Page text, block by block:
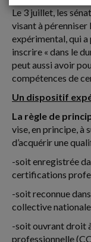
Le 3 juillet, les
visant à
expérimental, qui
inscrire « dans le
peut aussi avoir
compétences de
Un dispositif
La règle de
vise, en principe, à
d’acquérir une
-soit enregistrée
certifications
-soit reconnue
collective
-soit ouvrant droit
professionnelle